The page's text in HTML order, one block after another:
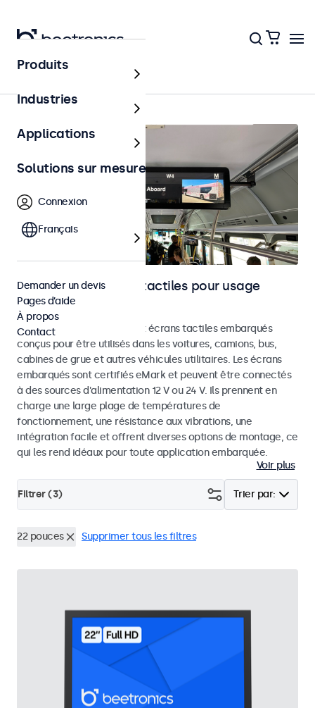
Embarqué
Moniteurs et écrans tactiles pour usage
embarqué
Découvrez nos moniteurs et écrans tactiles embarqués
conçus pour être utilisés dans les voitures, camions, bus,
cabines de grue et autres véhicules utilitaires. Les écrans
embarqués sont certifiés eMark et peuvent être connectés
à des sources d'alimentation 12 V ou 24 V. Ils prennent en
charge une large plage de températures de
fonctionnement, une résistance aux vibrations, une
intégration facile et offrent diverses options de montage, ce
qui les rend idéaux pour toute application embarquée.
Voir plus
Trier par:
Filtrer (3)
22 pouces Supprimer tous les filtres
Produits
Industries
Applications
Solutions sur mesure
Connexion
Français
Demander un devis
Pages d’aide
À propos
Contact